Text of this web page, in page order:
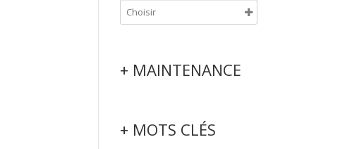
+ MAINTENANCE
+ MOTS CLÉS